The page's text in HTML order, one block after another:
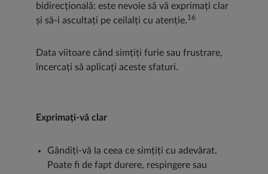
bidirecțională: este nevoie să vă exprimați clar
și să-i ascultați pe ceilalți cu atenție.16
Data viitoare când simțiți furie sau frustrare,
încercați să aplicați aceste sfaturi.
Exprimați-vă clar
Gândiți-vă la ceea ce simțiți cu adevărat.
Poate fi de fapt durere, respingere sau